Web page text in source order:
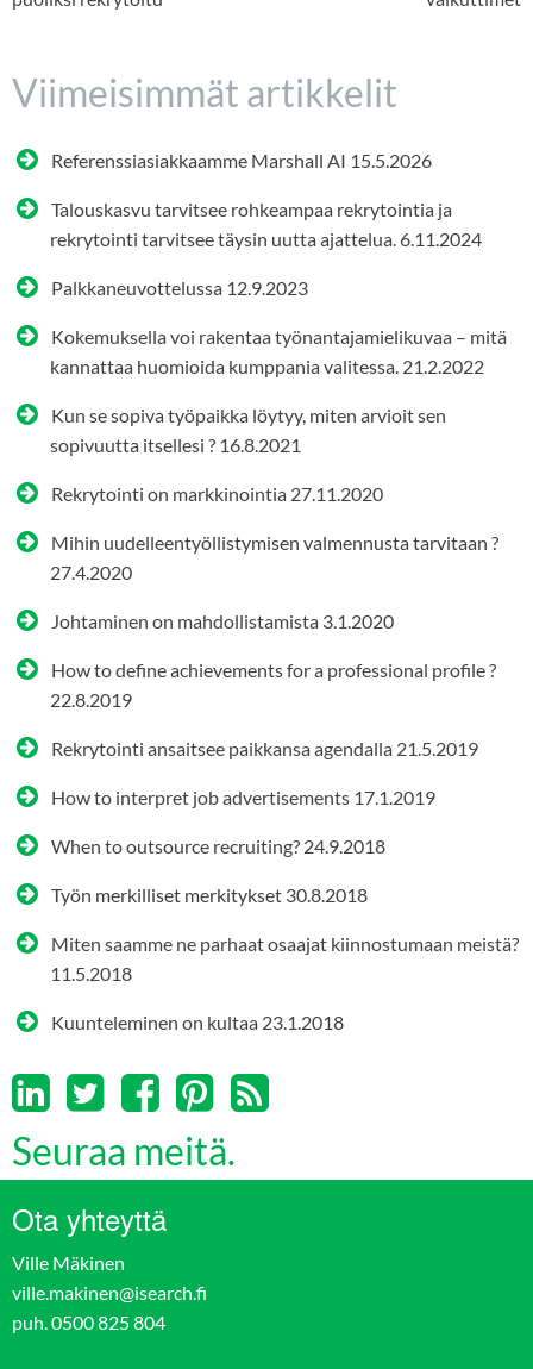
Viimeisimmät artikkelit
Referenssiasiakkaamme Marshall AI 15.5.2026
Talouskasvu tarvitsee rohkeampaa rekrytointia ja
rekrytointi tarvitsee täysin uutta ajattelua. 6.11.2024
Palkkaneuvottelussa 12.9.2023
Kokemuksella voi rakentaa työnantajamielikuvaa – mitä
kannattaa huomioida kumppania valitessa. 21.2.2022
Kun se sopiva työpaikka löytyy, miten arvioit sen
sopivuutta itsellesi ? 16.8.2021
Rekrytointi on markkinointia 27.11.2020
Mihin uudelleentyöllistymisen valmennusta tarvitaan ?
27.4.2020
Johtaminen on mahdollistamista 3.1.2020
How to define achievements for a professional profile ?
22.8.2019
Rekrytointi ansaitsee paikkansa agendalla 21.5.2019
How to interpret job advertisements 17.1.2019
When to outsource recruiting? 24.9.2018
Työn merkilliset merkitykset 30.8.2018
Miten saamme ne parhaat osaajat kiinnostumaan meistä?
11.5.2018
Kuunteleminen on kultaa 23.1.2018
Seuraa meitä.
Ota yhteyttä
Ville Mäkinen
ville.makinen@isearch.fi
puh. 0500 825 804